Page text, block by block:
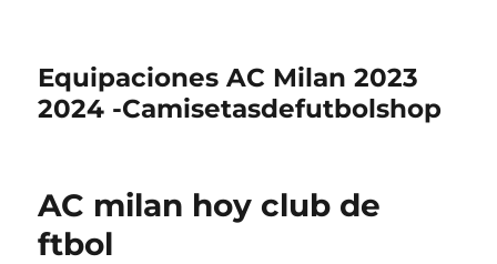
Equipaciones AC Milan 2023
2024 -Camisetasdefutbolshop
AC milan hoy club de
ftbol